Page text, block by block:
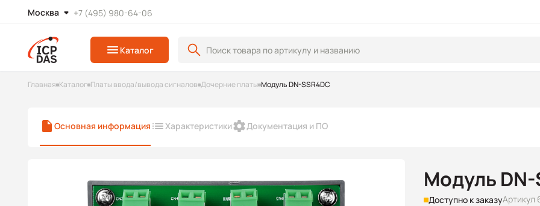
Москва +7 (495) 980-64-06
Каталог
Главная Каталог Платы ввода/вывода сигналов Дочерние платы Модуль DN-SSR4DC
Основная информация Характеристики Документация и ПО
Модуль DN-
Доступно к заказуАртикул